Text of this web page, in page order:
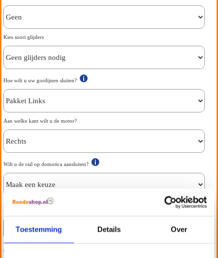
Toestemming Details Over
Kies soort glijders
Hoe wilt u uw gordijnen sluiten?
Aan welke kant wilt u de motor?
Wilt u de rail op domotica aansluiten?
Forest afstandsbediening
Originele schroeven en pluggen nodig?